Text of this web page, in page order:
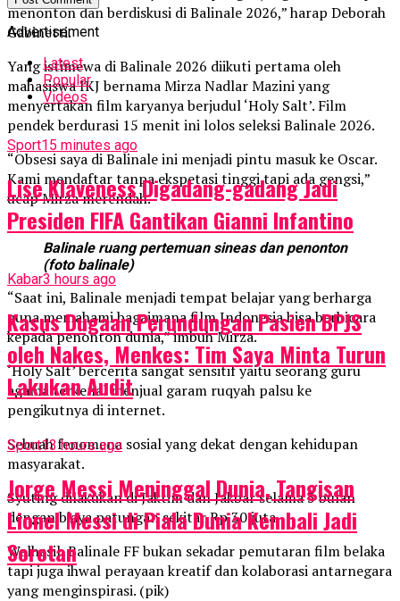
menonton dan berdiskusi di Balinale 2026,” harap Deborah
Gabinetti.
Yang istimewa di Balinale 2026 diikuti pertama oleh
mahasiswa IKJ bernama Mirza Nadlar Mazini yang
menyertakan film karyanya berjudul ‘Holy Salt’. Film
pendek berdurasi 15 menit ini lolos seleksi Balinale 2026.
“Obsesi saya di Balinale ini menjadi pintu masuk ke Oscar.
Kami mendaftar tanpa ekspetasi tinggi tapi ada gengsi,”
ucap Mirza merendah.
Balinale ruang pertemuan sineas dan penonton
(foto balinale)
“Saat ini, Balinale menjadi tempat belajar yang berharga
guna memahami bagaimana film Indonesia bisa berbicara
kepada penonton dunia,” imbuh Mirza.
‘Holy Salt’ bercerita sangat sensitif yaitu seorang guru
agama terkenal menjual garam ruqyah palsu ke
pengikutnya di internet.
Sebuah fenomena sosial yang dekat dengan kehidupan
masyarakat.
Syuting dilakukan di Jaktim dan Jakbar selama 5 bulan
dengan biaya patungan sekitar Rp 30 juta.
Walhasil, Balinale FF bukan sekadar pemutaran film belaka
tapi juga ihwal perayaan kreatif dan kolaborasi antarnegara
yang menginspirasi. (pik)
Advertisement
Latest
Popular
Videos
Sport15 minutes ago
Lise Klaveness Digadang-gadang Jadi
Presiden FIFA Gantikan Gianni Infantino
Kabar3 hours ago
Kasus Dugaan Perundungan Pasien BPJS
oleh Nakes, Menkes: Tim Saya Minta Turun
Lakukan Audit
Sport13 hours ago
Jorge Messi Meninggal Dunia, Tangisan
Lionel Messi di Piala Dunia Kembali Jadi
Sorotan